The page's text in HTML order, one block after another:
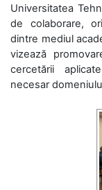
Universitatea
de colaborare,
dintre mediul
vizează
cercetării
necesar